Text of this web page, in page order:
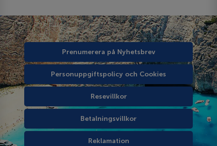
Prenumerera på Nyhetsbrev
Personuppgiftspolicy och Cookies
Resevillkor
Betalningsvillkor
Reklamation